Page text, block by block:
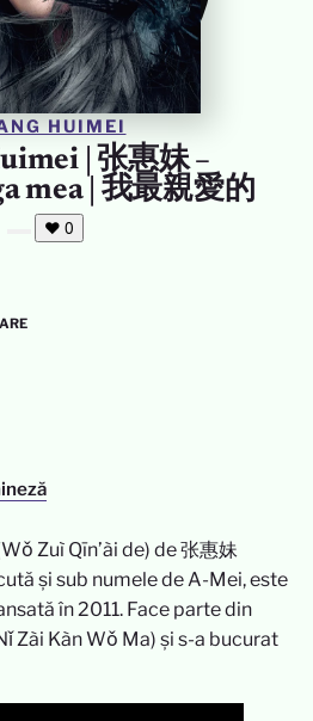
HUIMEI
| 张惠妹 –
mea | 我最親愛的
❤ 0
Zuì Qīn’ài de) de 张惠妹
și sub numele de A-Mei, este
în 2011. Face parte din
Zài Kàn Wǒ Ma) și s-a bucurat